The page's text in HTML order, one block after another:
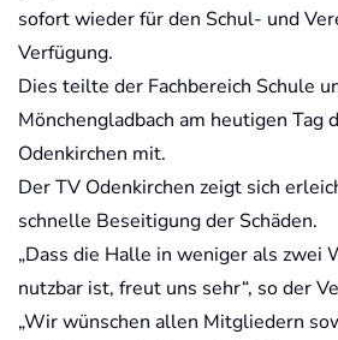
sofort wieder für den Schul- und
Verfügung.
Dies teilte der Fachbereich Schule
Mönchengladbach am heutigen Tag
Odenkirchen mit.
Der TV Odenkirchen zeigt sich
schnelle Beseitigung der Schäden.
„Dass die Halle in weniger als zwei
nutzbar ist, freut uns sehr“, so der
„Wir wünschen allen Mitgliedern